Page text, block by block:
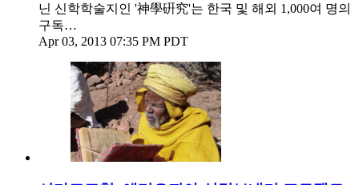
닌 신학학술지인 '神學硏究'는 한국 및 해외 1,000여 명의
구독…
Apr 03, 2013 07:35 PM PDT